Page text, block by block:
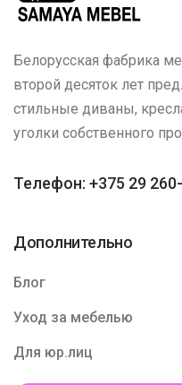
Белорусская фабрика
второй десяток лет
стильные диваны,
уголки собственного
Телефон: +375 29
Дополнительно
Блог
Уход за мебелью
Для юр.лиц